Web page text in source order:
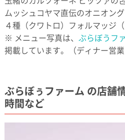
ムッシュコヤマ直伝のオニオン
４種（クワトロ）フォルマッジ（
※ メニュー写真は、 ぶらぼうフ
掲載しています。（ディナー営業
ぶらぼぅファーム の店舗
時間など